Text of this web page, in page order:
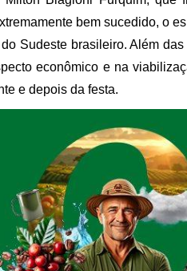
bem sucedido, o
Sudeste brasileiro. Além
econômico e na
e depois da festa.